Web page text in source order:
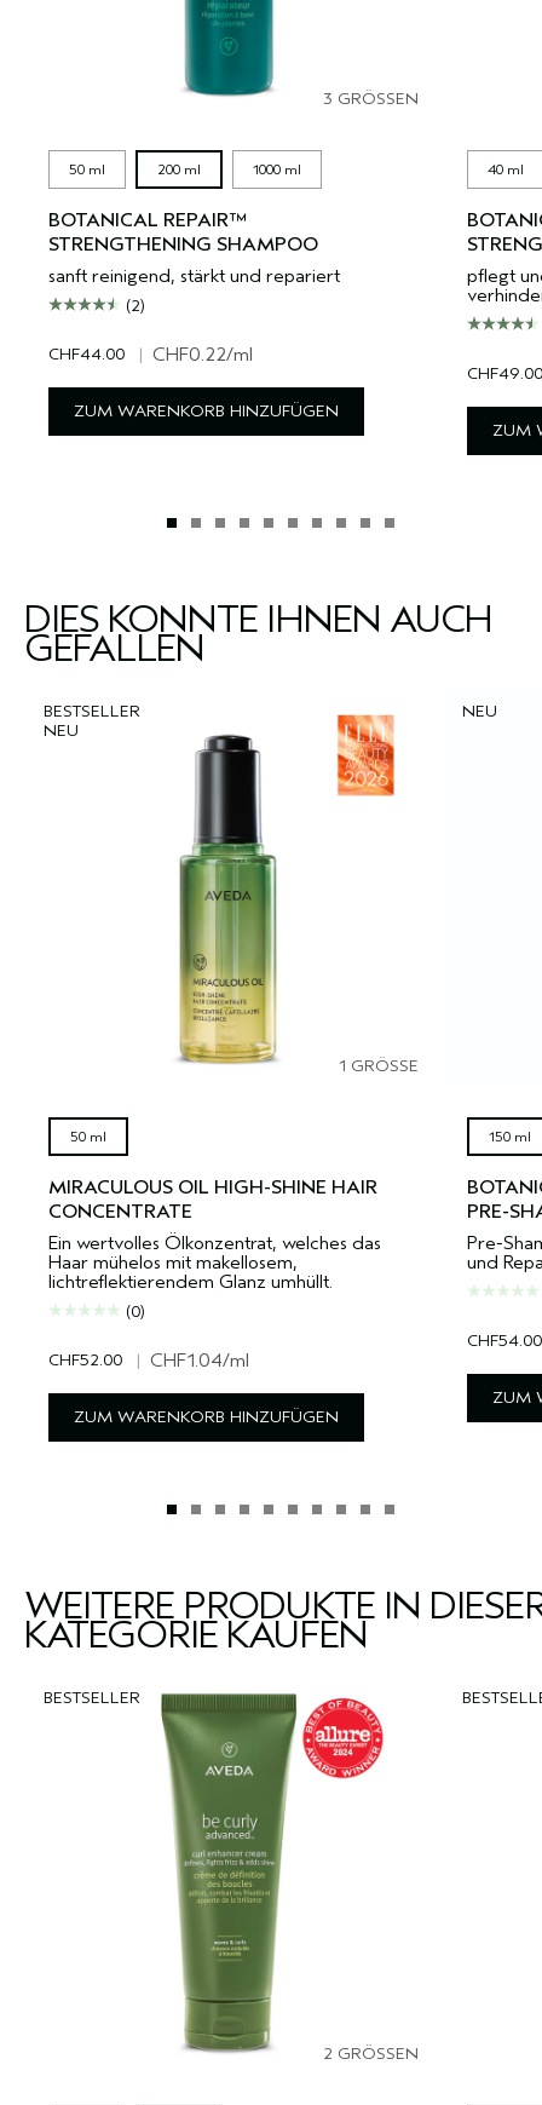
3 GRÖSSEN
50 ml 200 ml 1000 ml
BOTANICAL REPAIR™
STRENGTHENING SHAMPOO
sanft reinigend, stärkt und repariert
(2)
CHF44.00 | CHF0.22/ml
ZUM WARENKORB HINZUFÜGEN
40 ml
pflegt
CHF49.00
ZUM
DIES KÖNNTE IHNEN AUCH
GEFALLEN
BESTSELLER
NEU
1 GRÖSSE
50 ml
MIRACULOUS OIL HIGH-SHINE HAIR
CONCENTRATE
Ein wertvolles Ölkonzentrat, welches das
Haar mühelos mit makellosem,
lichtreflektierendem Glanz umhüllt.
(0)
CHF52.00 | CHF1.04/ml
ZUM WARENKORB HINZUFÜGEN
NEU
150 ml
PRE-
Pre-
und
CHF54.00
ZUM
WEITERE PRODUKTE IN
KATEGORIE KAUFEN
BESTSELLER
2 GRÖSSEN